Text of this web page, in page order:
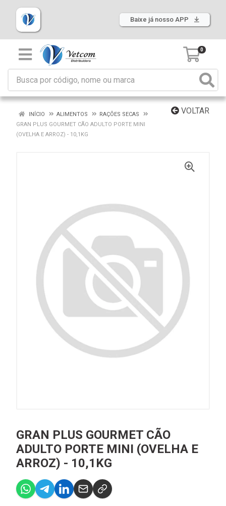
Baixe já nosso APP
0
VOLTAR
INÍCIO ALIMENTOS
RAÇÕES SECAS
GRAN PLUS GOURMET CÃO ADULTO PORTE MINI
(OVELHA E ARROZ) - 10,1KG
GRAN PLUS GOURMET CÃO
ADULTO PORTE MINI (OVELHA E
ARROZ) - 10,1KG